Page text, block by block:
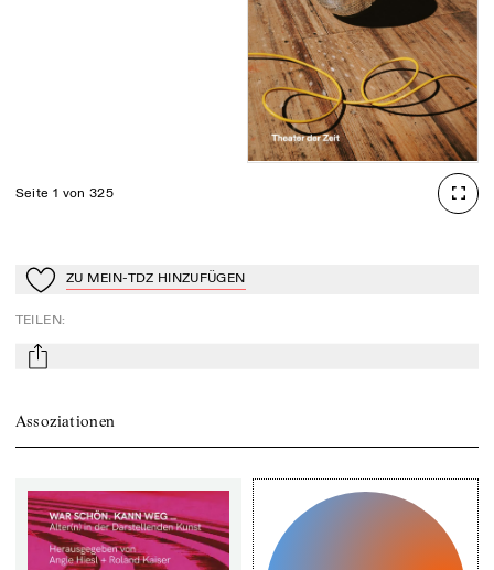
Seite 1 von 325
Zu Mein-TdZ hinzufügen
ZU MEIN-TDZ HINZUFÜGEN
TEILEN:
mail
Assoziationen